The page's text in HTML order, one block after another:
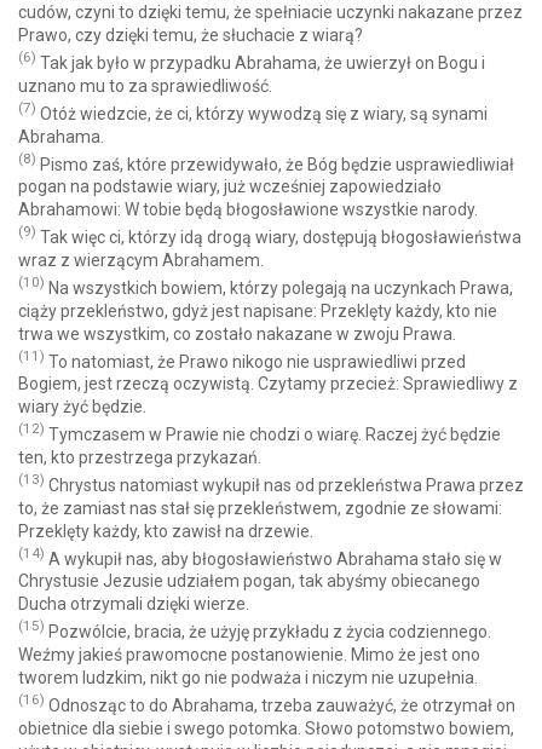
cudów, czyni to dzięki temu, że spełniacie uczynki nakazane przez
Prawo, czy dzięki temu, że słuchacie z wiarą?
(6) Tak jak było w przypadku Abrahama, że uwierzył on Bogu i
uznano mu to za sprawiedliwość.
(7) Otóż wiedzcie, że ci, którzy wywodzą się z wiary, są synami
Abrahama.
(8) Pismo zaś, które przewidywało, że Bóg będzie usprawiedliwiał
pogan na podstawie wiary, już wcześniej zapowiedziało
Abrahamowi: W tobie będą błogosławione wszystkie narody.
(9) Tak więc ci, którzy idą drogą wiary, dostępują błogosławieństwa
wraz z wierzącym Abrahamem.
(10) Na wszystkich bowiem, którzy polegają na uczynkach Prawa,
ciąży przekleństwo, gdyż jest napisane: Przeklęty każdy, kto nie
trwa we wszystkim, co zostało nakazane w zwoju Prawa.
(11) To natomiast, że Prawo nikogo nie usprawiedliwi przed
Bogiem, jest rzeczą oczywistą. Czytamy przecież: Sprawiedliwy z
wiary żyć będzie.
(12) Tymczasem w Prawie nie chodzi o wiarę. Raczej żyć będzie
ten, kto przestrzega przykazań.
(13) Chrystus natomiast wykupił nas od przekleństwa Prawa przez
to, że zamiast nas stał się przekleństwem, zgodnie ze słowami:
Przeklęty każdy, kto zawisł na drzewie.
(14) A wykupił nas, aby błogosławieństwo Abrahama stało się w
Chrystusie Jezusie udziałem pogan, tak abyśmy obiecanego
Ducha otrzymali dzięki wierze.
(15) Pozwólcie, bracia, że użyję przykładu z życia codziennego.
Weźmy jakieś prawomocne postanowienie. Mimo że jest ono
tworem ludzkim, nikt go nie podważa i niczym nie uzupełnia.
(16) Odnosząc to do Abrahama, trzeba zauważyć, że otrzymał on
obietnice dla siebie i swego potomka. Słowo potomstwo bowiem,